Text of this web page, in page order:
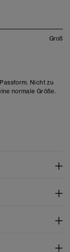
Groß
Nicht zu
normale Größe.